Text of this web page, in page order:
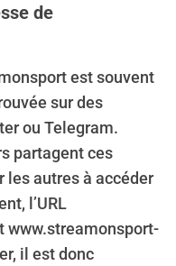
de
est souvent
sur des
ou Telegram.
partagent ces
les autres à accéder
l’URL
www.streamonsport-
il est donc